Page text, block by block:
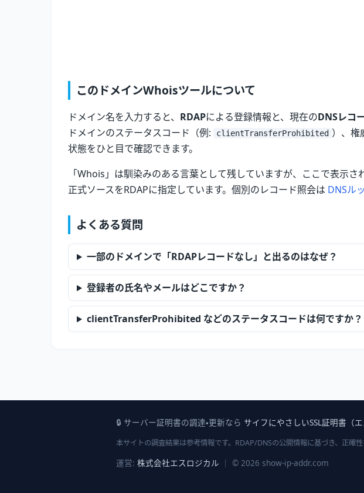
このドメインWhoisツールについて
ドメイン名を入力すると、 RDAPによる登録情報と、現在のDNSレコ
ドメインのステータスコード（例:
clientTransferProhibited ）、権
状態をひと目で確認できます。
「Whois」は馴染みのある言葉として残していますが、ここで表示さ
正式ソースをRDAPに指定しています。個別のレコード照会は DNSル
よくある質問
一部のドメインで「RDAPレコードなし」と出るのはなぜ？
登録者の氏名やメールはどこですか？
clientTransferProhibited などのステータスコードは何ですか？
🔒 サーバー証明書の調達・更新なら サイフにやさしいSSL証明書（エ
本サイトの調査結果は参考情報です。RDAP/DNSの公開情報に基づき、正確性
運営: 株式会社エスロジカル ｜ © 2026 show-ip-addr.com